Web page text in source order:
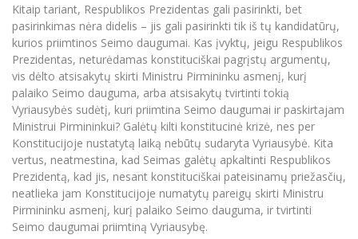
Kitaip tariant, Respublikos Prezidentas gali pasirinkti, bet
pasirinkimas nėra didelis – jis gali pasirinkti tik iš tų kandidatūrų,
kurios priimtinos Seimo daugumai. Kas įvyktų, jeigu Respublikos
Prezidentas, neturėdamas konstituciškai pagrįstų argumentų,
vis dėlto atsisakytų skirti Ministru Pirmininku asmenį, kurį
palaiko Seimo dauguma, arba atsisakytų tvirtinti tokią
Vyriausybės sudėtį, kuri priimtina Seimo daugumai ir paskirtajam
Ministrui Pirmininkui? Galėtų kilti konstitucinė krizė, nes per
Konstitucijoje nustatytą laiką nebūtų sudaryta Vyriausybė. Kita
vertus, neatmestina, kad Seimas galėtų apkaltinti Respublikos
Prezidentą, kad jis, nesant konstituciškai pateisinamų priežasčių,
neatlieka jam Konstitucijoje numatytų pareigų skirti Ministru
Pirmininku asmenį, kurį palaiko Seimo dauguma, ir tvirtinti
Seimo daugumai priimtiną Vyriausybę.